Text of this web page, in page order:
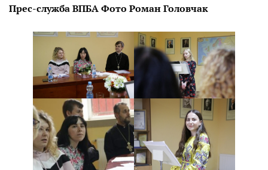
Прес-служба ВПБА Фото Роман Головчак